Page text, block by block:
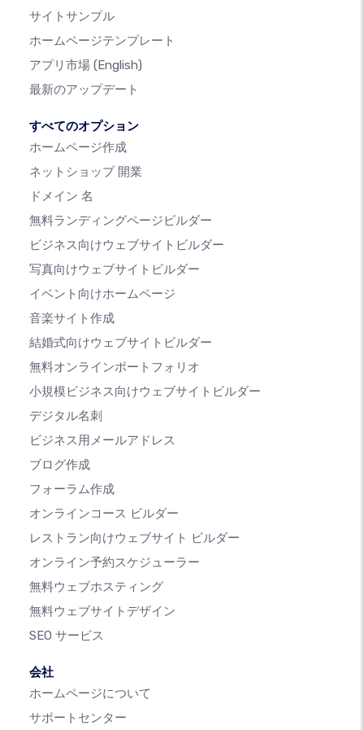
サイトサンプル
ホームページテンプレート
アプリ市場 (English)
最新のアップデート
すべてのオプション
ホームページ作成
ネットショップ 開業
ドメイン 名
無料ランディングページビルダー
ビジネス向けウェブサイトビルダー
写真向けウェブサイトビルダー
イベント向けホームページ
音楽サイト作成
結婚式向けウェブサイトビルダー
無料オンラインポートフォリオ
小規模ビジネス向けウェブサイトビルダー
デジタル名刺
ビジネス用メールアドレス
ブログ作成
フォーラム作成
オンラインコース ビルダー
レストラン向けウェブサイト ビルダー
オンライン予約スケジューラー
無料ウェブホスティング
無料ウェブサイトデザイン
SEO サービス
会社
ホームページについて
サポートセンター